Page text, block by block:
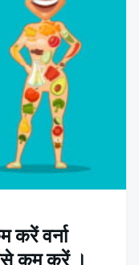
वर्ना
कम करें ।